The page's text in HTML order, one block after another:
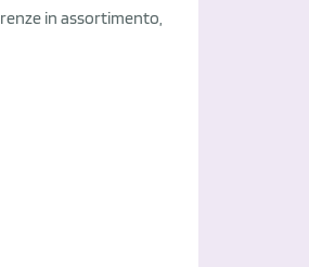
in assortimento,